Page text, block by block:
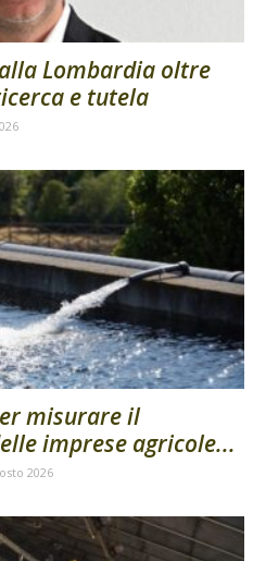
Lombardia oltre
e tutela
misurare il
imprese agricole...
2026